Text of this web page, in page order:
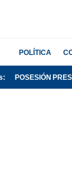
POLÍTICA
POSESIÓN